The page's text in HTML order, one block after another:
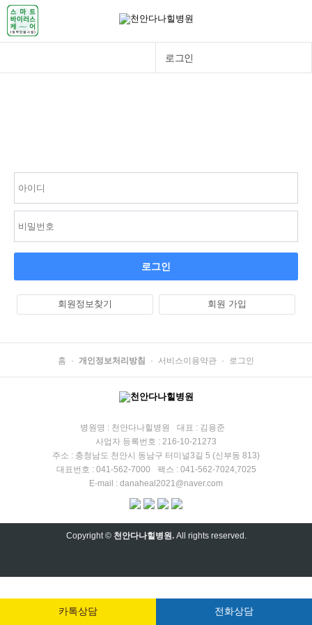
암치료
암재활
아토피/이명난청
로그인
로그인
회원정보찾기 회원 가입
홈 개인정보처리방침 서비스이용약관 로그인
병원명 : 천안다나힐병원
대표 : 김용준
사업자 등록번호 : 216-10-21273
주소 : 충청남도 천안시 동남구 터미널3길 5 (신부동 813)
대표번호 : 041-562-7000
팩스 : 041-562-7024,7025
E-mail : danaheal2021@naver.com
Copyright © 천안다나힐병원.All rights reserved.
카톡상담 전화상담